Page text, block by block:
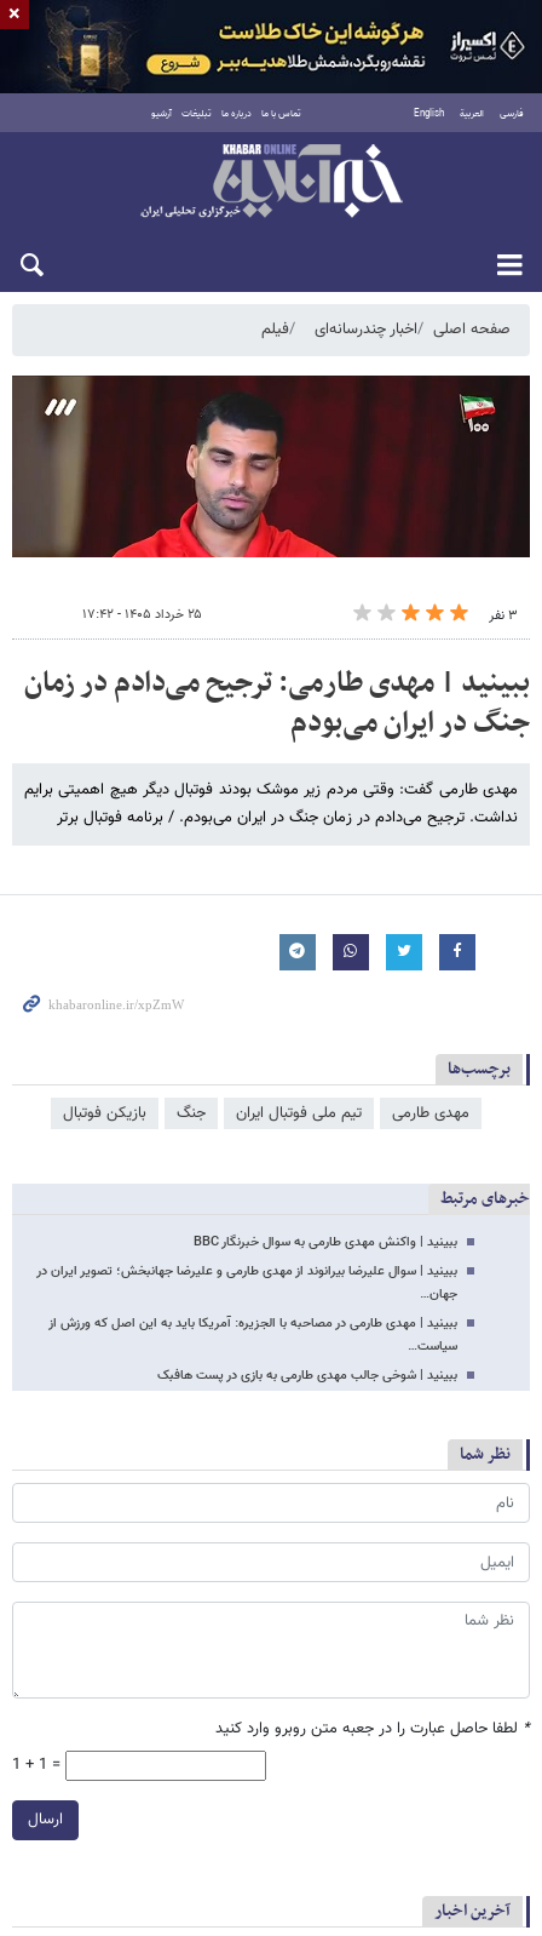
فارسی العربية English تماس با ما درباره ما تبلیغات آرشیو
شنبه ۱۷ مرداد ۱۴۰۵
صفحه اصلی اخبار چندرسانه‌ای فیلم
۳ نفر ۲۵ خرداد ۱۴۰۵ - ۱۷:۴۲
ببینید | مهدی طارمی: ترجیح می‌دادم در زمان
جنگ در ایران می‌بودم
مهدی طارمی گفت: وقتی مردم زیر موشک بودند فوتبال دیگر هیچ اهمیتی برایم
نداشت. ترجیح می‌دادم در زمان جنگ در ایران می‌بودم. / برنامه فوتبال برتر
برچسب‌ها
مهدی طارمی تیم ملی فوتبال ایران جنگ بازیکن فوتبال
خبرهای مرتبط
ببینید | واکنش مهدی طارمی به سوال خبرنگار BBC
ببینید | سوال علیرضا بیرانوند از مهدی طارمی و علیرضا جهانبخش؛ تصویر ایران در
جهان…
ببینید | مهدی طارمی در مصاحبه با الجزیره: آمریکا باید به این اصل که ورزش از
سیاست…
ببینید | شوخی جالب مهدی طارمی به بازی در پست هافبک
نظر شما
* لطفا حاصل عبارت را در جعبه متن روبرو وارد کنید
1 + 1 =
ارسال
آخرین اخبار
×